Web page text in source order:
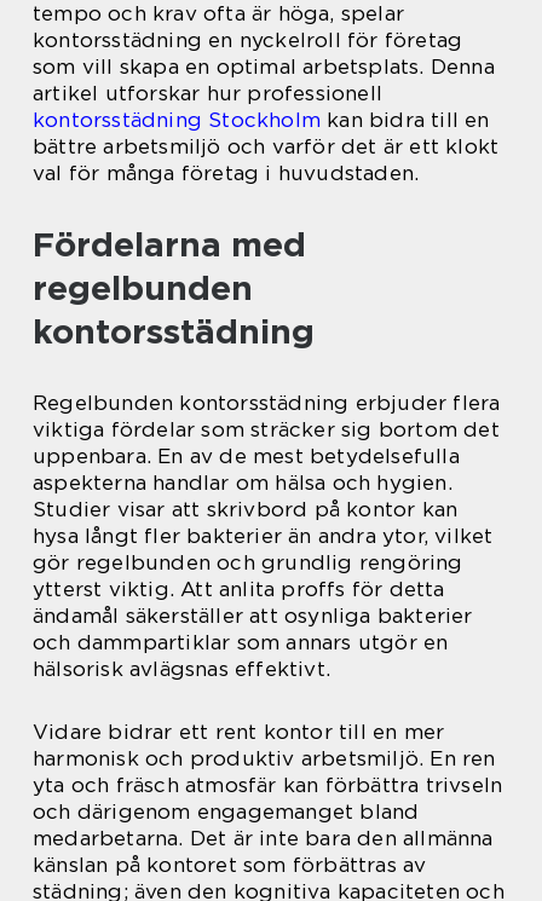
tempo och krav ofta är höga, spelar
kontorsstädning en nyckelroll för företag
som vill skapa en optimal arbetsplats. Denna
artikel utforskar hur professionell
kontorsstädning Stockholm kan bidra till en
bättre arbetsmiljö och varför det är ett klokt
val för många företag i huvudstaden.
Fördelarna med
regelbunden
kontorsstädning
Regelbunden kontorsstädning erbjuder flera
viktiga fördelar som sträcker sig bortom det
uppenbara. En av de mest betydelsefulla
aspekterna handlar om hälsa och hygien.
Studier visar att skrivbord på kontor kan
hysa långt fler bakterier än andra ytor, vilket
gör regelbunden och grundlig rengöring
ytterst viktig. Att anlita proffs för detta
ändamål säkerställer att osynliga bakterier
och dammpartiklar som annars utgör en
hälsorisk avlägsnas effektivt.
Vidare bidrar ett rent kontor till en mer
harmonisk och produktiv arbetsmiljö. En ren
yta och fräsch atmosfär kan förbättra trivseln
och därigenom engagemanget bland
medarbetarna. Det är inte bara den allmänna
känslan på kontoret som förbättras av
städning; även den kognitiva kapaciteten och